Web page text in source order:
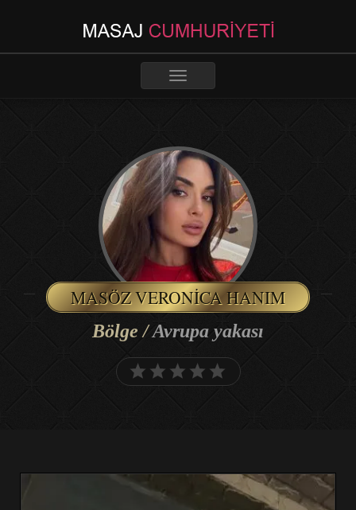
Toggle
MASÖZ VERONICA HANIM
Bölge /Avrupa yakası